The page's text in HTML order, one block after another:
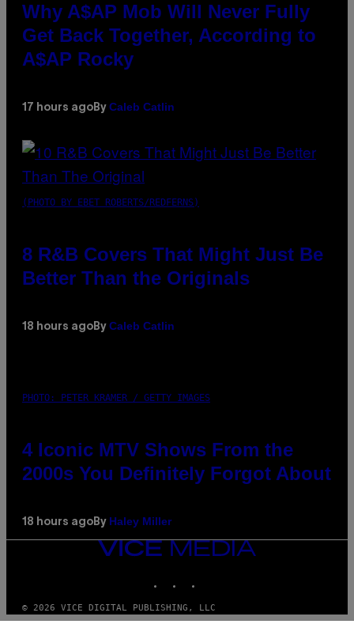
Why A$AP Mob Will Never Fully
Get Back Together, According to
A$AP Rocky
17 hours ago By Caleb Catlin
(PHOTO BY EBET ROBERTS/REDFERNS)
8 R&B Covers That Might Just Be
Better Than the Originals
18 hours ago By Caleb Catlin
PHOTO: PETER KRAMER / GETTY IMAGES
4 Iconic MTV Shows From the
2000s You Definitely Forgot About
18 hours ago By Haley Miller
VICE
© 2026 VICE DIGITAL PUBLISHING, LLC